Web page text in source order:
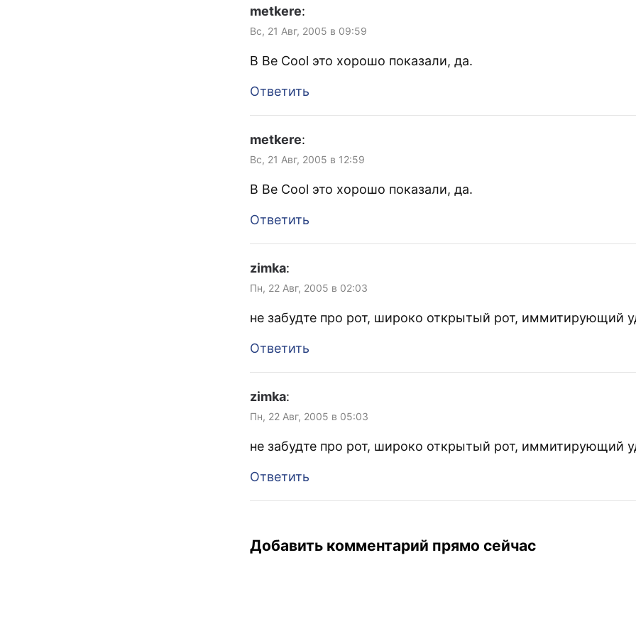
metkere:
Вс, 21 Авг, 2005 в 09:59
В Be Cool это хорошо показали, да.
Ответить
metkere:
Вс, 21 Авг, 2005 в 12:59
В Be Cool это хорошо показали, да.
Ответить
zimka:
Пн, 22 Авг, 2005 в 02:03
не забудте про рот, широко открытый рот, иммитирующий
Ответить
zimka:
Пн, 22 Авг, 2005 в 05:03
не забудте про рот, широко открытый рот, иммитирующий
Ответить
Добавить комментарий прямо сейчас